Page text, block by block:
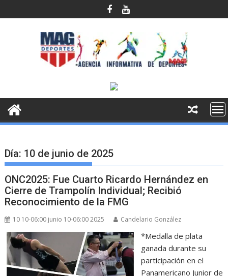
al
Día: 10 de junio de 2025
ONC2025: Fue Cuarto Ricardo Hernández en
Cierre de Trampolín Individual; Recibió
Reconocimiento de la FMG
10 10-06:00 junio 10-06:00 2025 Candelario González
*Medalla de plata
ganada durante su
participación en el
Panamericano Junior de